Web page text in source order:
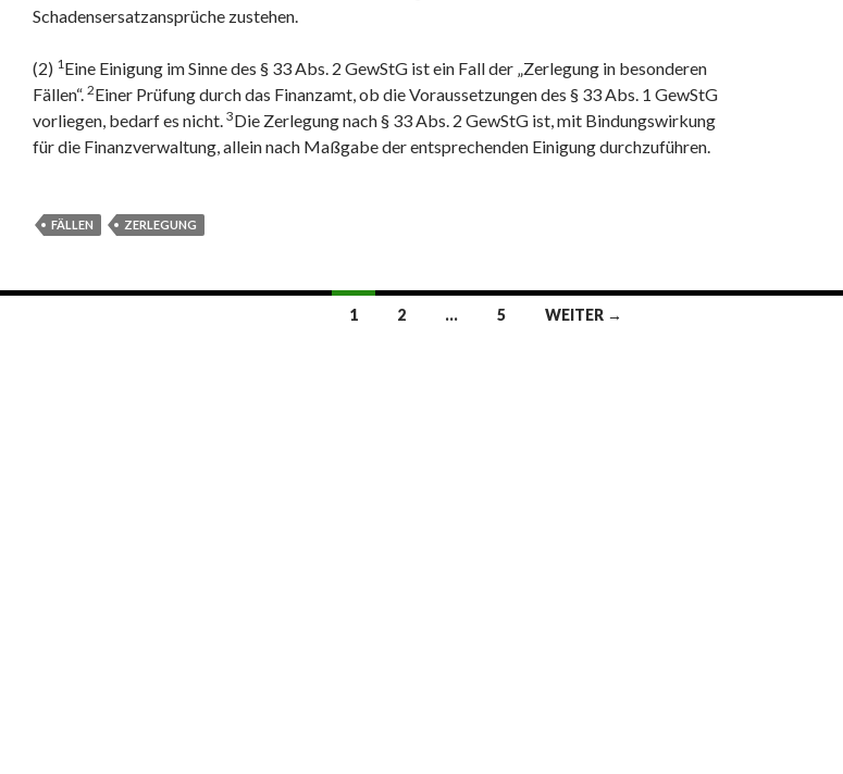
Schadensersatzansprüche zustehen.
(2) 1 Eine Einigung im Sinne des § 33 Abs. 2 GewStG ist ein Fall der „Zerlegung in besonderen
Fällen“. 2Einer Prüfung durch das Finanzamt, ob die Voraussetzungen des § 33 Abs. 1 GewStG
vorliegen, bedarf es nicht. 3Die Zerlegung nach § 33 Abs. 2 GewStG ist, mit Bindungswirkung
für die Finanzverwaltung, allein nach Maßgabe der entsprechenden Einigung durchzuführen.
FÄLLEN ZERLEGUNG
1 2 … 5 WEITER →